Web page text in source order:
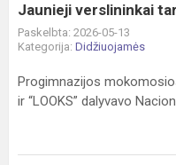
Jaunieji verslininkai
Paskelbta: 2026-05-13
Kategorija: Didžiuojamės
Progimnazijos
ir “LOOKS” dalyvavo